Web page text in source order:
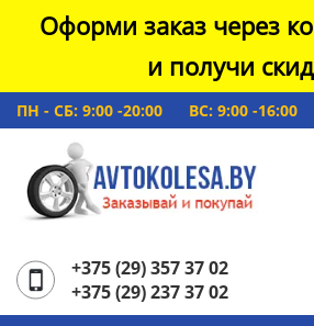
Оформи заказ через
и получи
ПН - СБ: 9:00 -20:00 ВС: 9:00 -16:00
+375 (29) 357 37 02
+375 (29) 237 37 02